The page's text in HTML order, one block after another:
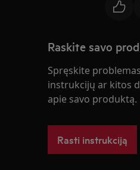
Raskite savo
Spręskite
instrukcijų ar kitos
apie savo produktą.
Rasti instrukciją